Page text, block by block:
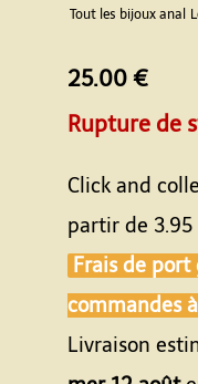
Tout les bijoux anal
25.00 €
Rupture de
Click and
partir de
Frais de
commandes
Livraison